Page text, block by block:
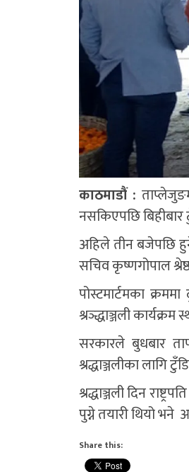
काठमाडौं :
नसकिएपछि बिहीबार
अहिले तीन बजेपछि
सचिव कृष्णगोपाल
पोस्टमार्टमका
श्रञ्द्धाञ्जली
सरकारले बुधबार
श्रद्धाञ्जलीका लागि
श्रद्धाञ्जली दिन
पुग्ने तयारी थियो
Share this: